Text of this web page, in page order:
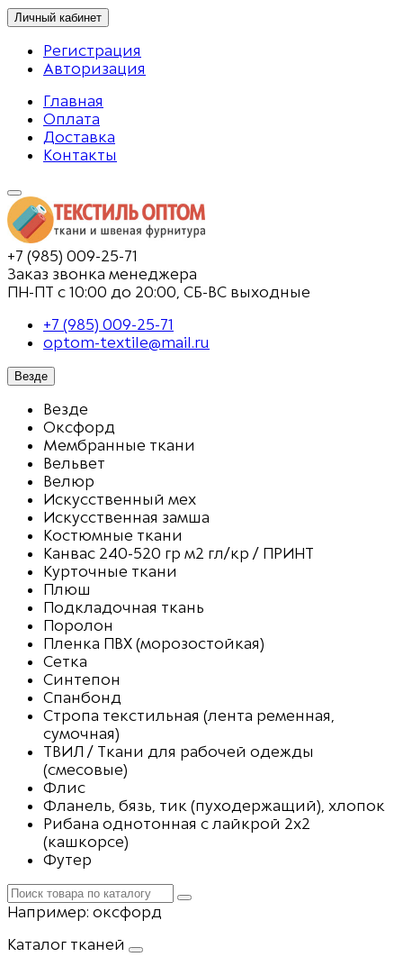
Личный кабинет
Регистрация
Авторизация
Главная
Оплата
Доставка
Контакты
+7 (985) 009-25-71
Заказ звонка менеджера
ПН-ПТ с 10:00 до 20:00, СБ-ВС выходные
+7 (985) 009-25-71
optom-textile@mail.ru
Везде
Везде
Оксфорд
Мембранные ткани
Вельвет
Велюр
Искусственный мех
Искусственная замша
Костюмные ткани
Канвас 240-520 гр м2 гл/кр / ПРИНТ
Курточные ткани
Плюш
Подкладочная ткань
Поролон
Пленка ПВХ (морозостойкая)
Сетка
Синтепон
Спанбонд
Стропа текстильная (лента ременная,
сумочная)
ТВИЛ / Ткани для рабочей одежды
(смесовые)
Флис
Фланель, бязь, тик (пуходержащий), хлопок
Рибана однотонная с лайкрой 2х2
(кашкорсе)
Футер
Например: оксфорд
Каталог тканей